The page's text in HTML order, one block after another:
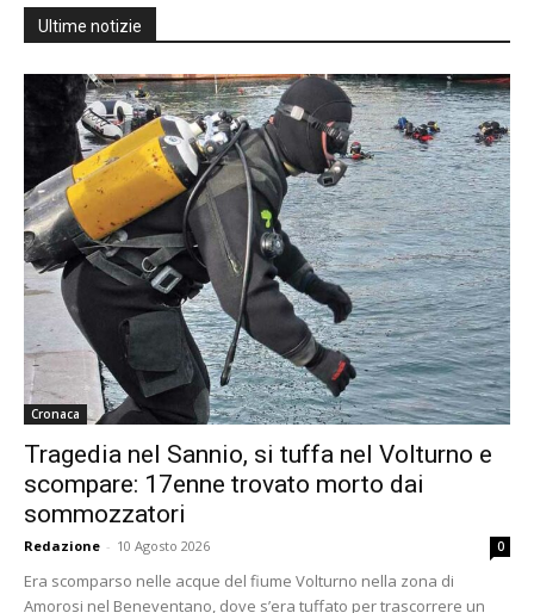
Ultime notizie
Cronaca
Tragedia nel Sannio, si tuffa nel Volturno e
scompare: 17enne trovato morto dai
sommozzatori
Redazione - 10 Agosto 2026 0
Era scomparso nelle acque del fiume Volturno nella zona di
Amorosi nel Beneventano, dove s’era tuffato per trascorrere un